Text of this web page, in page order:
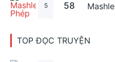
5 58
TOP ĐỌC TRUYỆN